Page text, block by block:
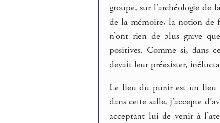
groupe, sur l’archéologie de
de la mémoire, la notion de
n’ont rien de plus grave
positives. Comme si, dans
devait leur préexister,
Le lieu du punir est un lieu
dans cette salle, j’accepte
acceptant lui de venir à